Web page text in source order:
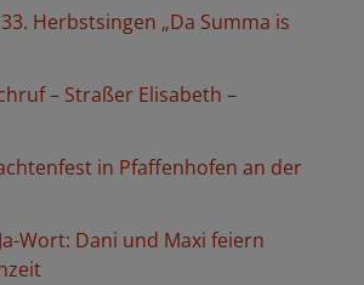
Herbstsingen „Da Summa is
– Straßer Elisabeth –
in Pfaffenhofen an der
Wort: Dani und Maxi feiern